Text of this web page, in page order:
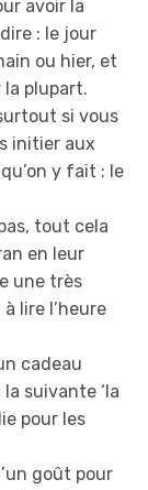
avoir la
: le jour
ou hier, et
la plupart.
si vous
initier aux
y fait : le
tout cela
en leur
une très
lire l’heure
cadeau
suivante ‘la
pour les
goût pour